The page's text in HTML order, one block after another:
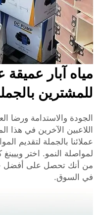
مياه آبار عميقة
للمشترين
الجودة والاستدامة ورضا
اللاعبين الآخرين في
عملائنا بالجملة لتقديم
لمواصلة النمو. اختر
من أنك تحصل على أفضل
في السوق.